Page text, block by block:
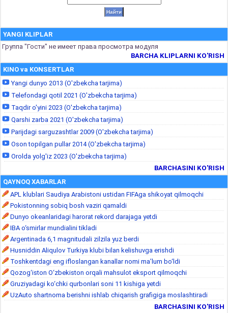
YANGI KLIPLAR
Группа "Гости" не имеет права просмотра модуля
BARCHA KLIPLARNI KO'RISH
KINO va KONSERTLAR
Yangi dunyo 2013 (O'zbekcha tarjima)
Telefondagi qotil 2021 (O'zbekcha tarjima)
Taqdir o'yini 2023 (O'zbekcha tarjima)
Qarshi zarba 2021 (O'zbekcha tarjima)
Parijdagi sarguzashtlar 2009 (O'zbekcha tarjima)
Oson topilgan pullar 2014 (O'zbekcha tarjima)
Orolda yolg'iz 2023 (O'zbekcha tarjima)
BARCHASINI KO'RISH
QAYNOQ XABARLAR
APL klublari Saudiya Arabistoni ustidan FIFAga shikoyat qilmoqchi
Pokistonning sobiq bosh vaziri qamaldi
Dunyo okeanlaridagi harorat rekord darajaga yetdi
IBA o‘smirlar mundialini tikladi
Argentinada 6,1 magnitudali zilzila yuz berdi
Husniddin Aliqulov Turkiya klubi bilan kelishuvga erishdi
Toshkentdagi eng ifloslangan kanallar nomi ma’lum bo‘ldi
Qozog‘iston O‘zbekiston orqali mahsulot eksport qilmoqchi
Gruziyadagi ko‘chki qurbonlari soni 11 kishiga yetdi
UzAuto shartnoma berishni ishlab chiqarish grafigiga moslashtiradi
BARCHASINI KO'RISH